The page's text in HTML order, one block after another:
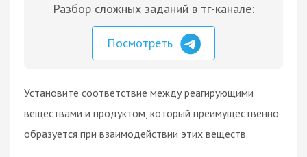
Разбор сложных заданий в тг-канале:
Посмотреть
Установите соответствие между реагирующими
веществами и продуктом, который преимущественно
образуется при взаимодействии этих веществ.